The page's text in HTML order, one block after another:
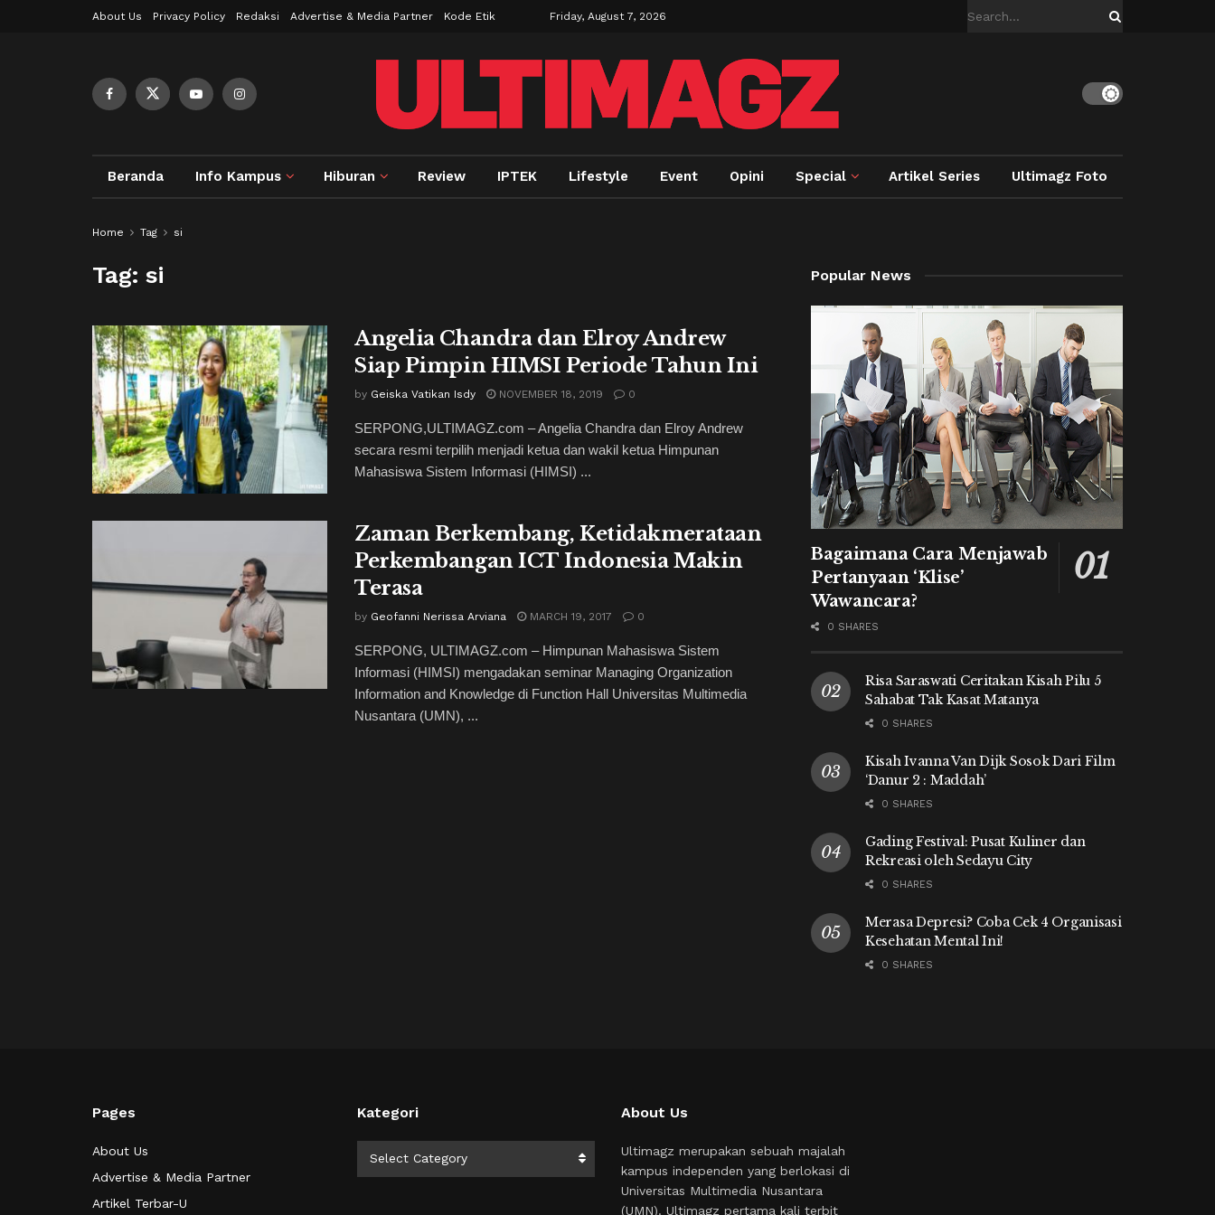
About Us Privacy Policy Redaksi Advertise & Media Partner Kode Etik Friday, August 7, 2026
Beranda Info Kampus Hiburan Review IPTEK Lifestyle Event Opini Special Artikel Series Ultimagz Foto
Home Tag si
Tag:si
Angelia Chandra dan Elroy Andrew
Siap Pimpin HIMSI Periode Tahun Ini
by Geiska Vatikan Isdy NOVEMBER 18, 2019 0
SERPONG,ULTIMAGZ.com – Angelia Chandra dan Elroy Andrew
secara resmi terpilih menjadi ketua dan wakil ketua Himpunan
Mahasiswa Sistem Informasi (HIMSI) ...
Zaman Berkembang, Ketidakmerataan
Perkembangan ICT Indonesia Makin
Terasa
by Geofanni Nerissa Arviana MARCH 19, 2017 0
SERPONG, ULTIMAGZ.com – Himpunan Mahasiswa Sistem
Informasi (HIMSI) mengadakan seminar Managing Organization
Information and Knowledge di Function Hall Universitas Multimedia
Nusantara (UMN), ...
Popular News
Bagaimana Cara Menjawab
Pertanyaan ‘Klise’
Wawancara?
0 SHARES
Risa Saraswati Ceritakan Kisah Pilu 5
Sahabat Tak Kasat Matanya
0 SHARES
Kisah Ivanna Van Dijk Sosok Dari Film
‘Danur 2 : Maddah’
0 SHARES
Gading Festival: Pusat Kuliner dan
Rekreasi oleh Sedayu City
0 SHARES
Merasa Depresi? Coba Cek 4 Organisasi
Kesehatan Mental Ini!
0 SHARES
Pages
About Us
Advertise & Media Partner
Artikel Terbar-U
Kategori
Select Category
About Us
Ultimagz merupakan sebuah majalah
kampus independen yang berlokasi di
Universitas Multimedia Nusantara
(UMN). Ultimagz pertama kali terbit